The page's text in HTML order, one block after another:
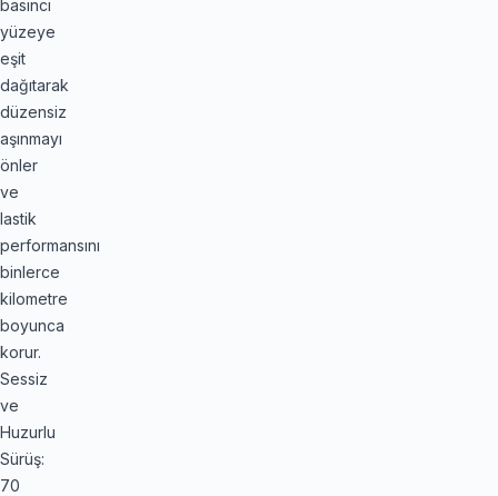
basıncı
yüzeye
eşit
dağıtarak
düzensiz
aşınmayı
önler
ve
lastik
performansını
binlerce
kilometre
boyunca
korur.
Sessiz
ve
Huzurlu
Sürüş:
70